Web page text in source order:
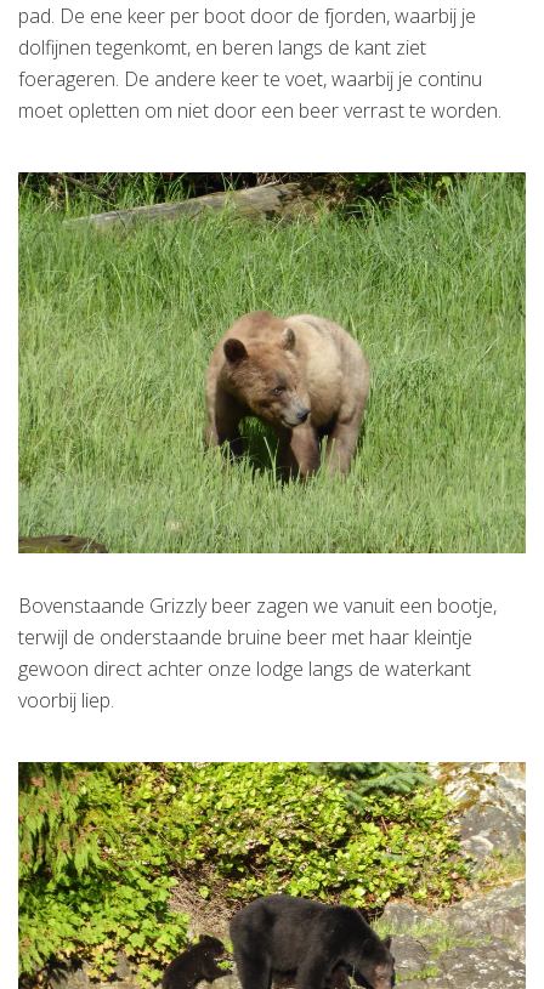
pad. De ene keer per boot door de fjorden, waarbij je
dolfijnen tegenkomt, en beren langs de kant ziet
foerageren. De andere keer te voet, waarbij je continu
moet opletten om niet door een beer verrast te worden.
Bovenstaande Grizzly beer zagen we vanuit een bootje,
terwijl de onderstaande bruine beer met haar kleintje
gewoon direct achter onze lodge langs de waterkant
voorbij liep.